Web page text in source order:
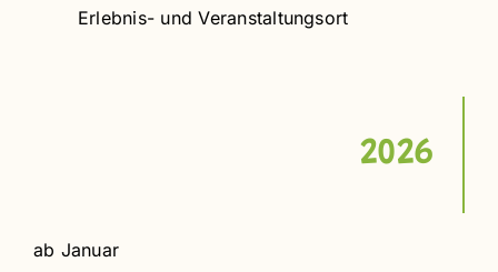
Erlebnis- und Veranstaltungsort
2026
ab Januar